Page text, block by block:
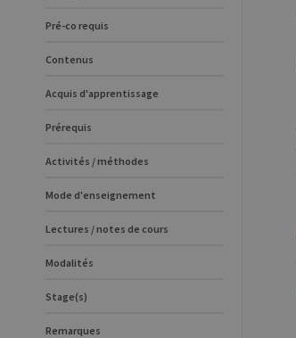
Pré-co requis
Contenus
Acquis d'apprentissage
Prérequis
Activités / méthodes
Mode d'enseignement
Lectures / notes de cours
Modalités
Stage(s)
Remarques